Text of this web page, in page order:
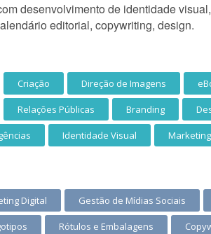
desenvolvimento de identidade
editorial, copywriting, design.
Criação Direção de Imagens
Relações Públicas Branding
Identidade Visual
Digital Gestão de Mídias Sociais
Rótulos e Embalagens